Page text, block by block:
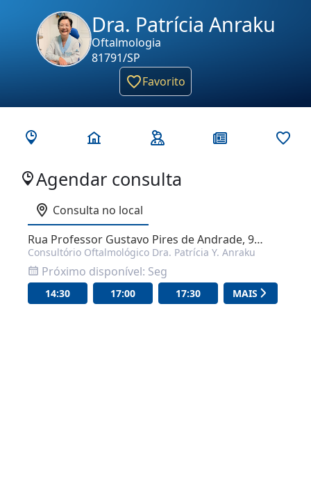
Dra. Patrícia Anraku
Oftalmologia
81791/SP
Favorito
Agendar consulta